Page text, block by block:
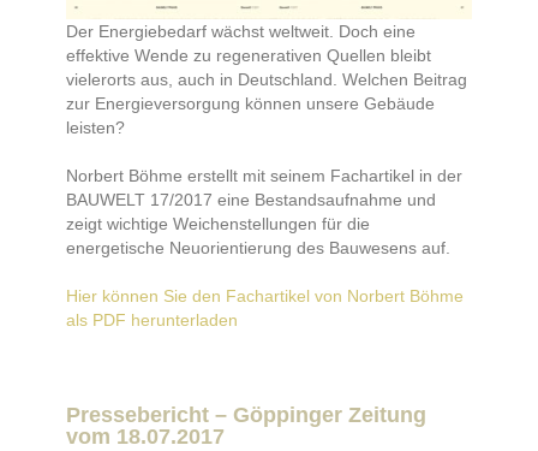
Der Energiebedarf wächst weltweit. Doch eine
effektive Wende zu regenerativen Quellen bleibt
vielerorts aus, auch in Deutschland. Welchen Beitrag
zur Energieversorgung können unsere Gebäude
leisten?
Norbert Böhme erstellt mit seinem Fachartikel in der
BAUWELT 17/2017 eine Bestandsaufnahme und
zeigt wichtige Weichenstellungen für die
energetische Neuorientierung des Bauwesens auf.
Hier können Sie den Fachartikel von Norbert Böhme
als PDF herunterladen
Pressebericht – Göppinger Zeitung
vom 18.07.2017